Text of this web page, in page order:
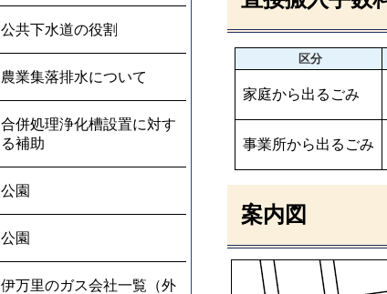
公共下水道の役割
農業集落排水について
合併処理浄化槽設置に対す
る補助
公園
公園
伊万里のガス会社一覧（外
区分
家庭から出るごみ
事業所から出るごみ
案内図